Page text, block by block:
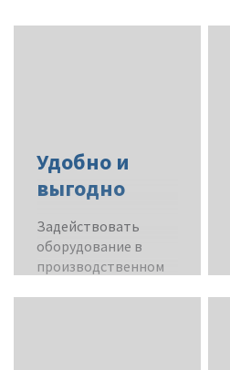
Удобно и
выгодно
Задействовать
оборудование в
производственном